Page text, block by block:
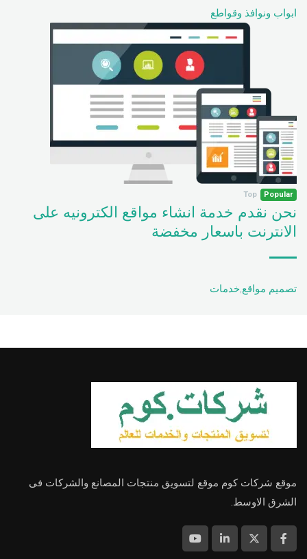
ابواب ونوافذ وقواطع
Popular
Top
نحن نقدم خدمة انشاء مواقع الكترونيه على
الانترنت باسعار مخفضة
تصميم مواقع,خدمات
موقع شركات كوم موقع لتسويق منتجات المصانع والشركات فى
الشرق الاوسط.